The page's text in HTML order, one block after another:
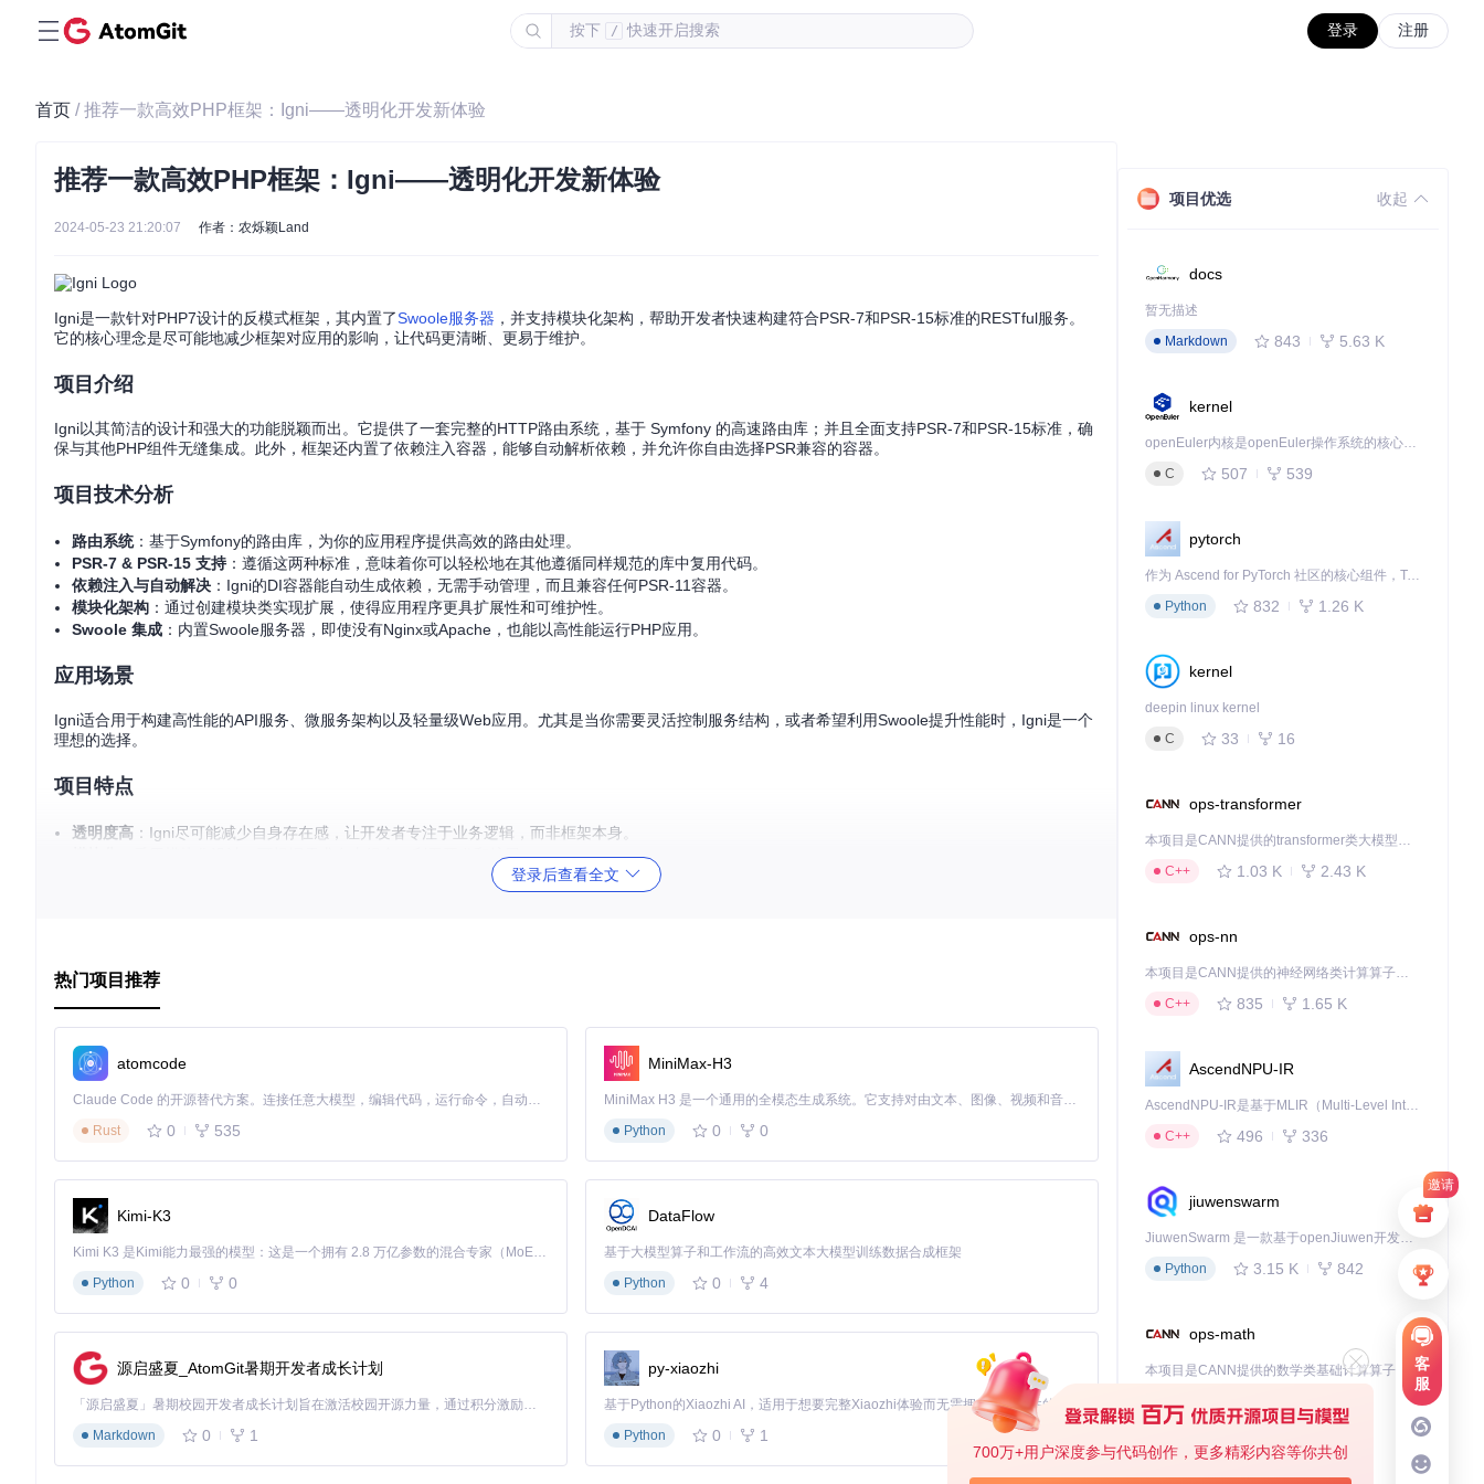
按下 / 快速开启搜索 登录 注册
邀请
客
服
700万+用户深度参与代码创作，更多精彩内容等你共创
首页 / 推荐一款高效PHP框架：Igni——透明化开发新体验
推荐一款高效PHP框架：Igni——透明化开发新体验
2024-05-23 21:20:07 作者：农烁颖Land
Igni是一款针对PHP7设计的反模式框架，其内置了Swoole服务器 ，并支持模块化架构，帮助开发者快速构建符合PSR-7和PSR-15标准的RESTful服务。
它的核心理念是尽可能地减少框架对应用的影响，让代码更清晰、更易于维护。
项目介绍
Igni以其简洁的设计和强大的功能脱颖而出。它提供了一套完整的HTTP路由系统，基于 Symfony 的高速路由库；并且全面支持PSR-7和PSR-15标准，确
保与其他PHP组件无缝集成。此外，框架还内置了依赖注入容器，能够自动解析依赖，并允许你自由选择PSR兼容的容器。
项目技术分析
路由系统：基于Symfony的路由库，为你的应用程序提供高效的路由处理。
PSR-7 & PSR-15 支持 ：遵循这两种标准，意味着你可以轻松地在其他遵循同样规范的库中复用代码。
依赖注入与自动解决 ：Igni的DI容器能自动生成依赖，无需手动管理，而且兼容任何PSR-11容器。
模块化架构 ：通过创建模块类实现扩展，使得应用程序更具扩展性和可维护性。
Swoole 集成 ：内置Swoole服务器，即使没有Nginx或Apache，也能以高性能运行PHP应用。
应用场景
Igni适合用于构建高性能的API服务、微服务架构以及轻量级Web应用。尤其是当你需要灵活控制服务结构，或者希望利用Swoole提升性能时，Igni是一个
理想的选择。
项目特点
透明度高 ：Igni尽可能减少自身存在感，让开发者专注于业务逻辑，而非框架本身。
：采用模块化设计，可根据需求自由组合，利于开发和扩展。
：结合Swoole，提供类似Node.js的即时启动、高性能HTTP服务器能力。
登录后查看全文
热门项目推荐
atomcode
Claude Code 的开源替代方案。连接任意大模型，编辑代码，运行命令，自动验证 — 全自动执行。用 Rust 构建，极致性能。 ｜ An open-source alternative to Claude Code. Connect any LLM, edit code, run commands, and verify changes — autonomously. Built in Rust for speed. Get Started
Rust
0 535
MiniMax-H3
MiniMax H3 是一个通用的全模态生成系统。它支持对由文本、图像、视频和音频组成的多模态上下文进行统一理解，并能生成分辨率高达 2K、时长可达 15 秒的带原生立体声音频的视频。得益于面向任务泛化的系统设计，H3 在预训练阶段就已具备广泛的多模态上下文理解与生成能力，能够出色地执行复杂的多模态指令。
Python
0 0
Kimi-K3
Kimi K3 是Kimi能力最强的模型：这是一个拥有 2.8 万亿参数的混合专家（MoE）模型，具备原生视觉理解能力，并支持 100 万 token 的上下文窗口。
Python
0 0
DataFlow
基于大模型算子和工作流的高效文本大模型训练数据合成框架
Python
0 4
源启盛夏_AtomGit暑期开发者成长计划
「源启盛夏」暑期校园开发者成长计划旨在激活校园开源力量，通过积分激励、认证扶持、资源倾斜等形式，引导高校组织和开发者完成「入驻 — 建项目 — 做贡献 — 获认证 — 得资源」的完整闭环。无论你是想带领社团入驻平台的组织者，还是希望用代码贡献证明自己的开发者，都能在这里找到属于你的成长路径。
Markdown
0 1
py-xiaozhi
基于Python的Xiaozhi AI，适用于想要完整Xiaozhi体验而无需拥有专用硬件的用户。
Python
0 1
项目优选 收起
docs
暂无描述
Markdown
843 5.63 K
kernel
openEuler内核是openEuler操作系统的核心，既是系统性能与稳定性的基石，也是连接处理器、设备与服务的桥梁。
C
507 539
pytorch
作为 Ascend for PyTorch 社区的核心组件，TorchNPU 是昇腾专为 PyTorch 打造的深度学习适配插件，使 PyTorch 框架能够直接调用昇腾 NPU，为开发者提供昇腾 AI 处理器的超强算力。
Python
832 1.26 K
kernel
deepin linux kernel
C
33 16
ops-transformer
本项目是CANN提供的transformer类大模型算子库，实现网络在NPU上加速计算。
C++
1.03 K 2.43 K
ops-nn
本项目是CANN提供的神经网络类计算算子库，实现网络在NPU上加速计算。
C++
835 1.65 K
AscendNPU-IR
AscendNPU-IR是基于MLIR（Multi-Level Intermediate Representation）构建的，面向昇腾亲和算子编译时使用的中间表示，提供昇腾完备表达能力，通过编译优化提升昇腾AI处理器计算效率，支持通过生态框架使能昇腾AI处理器与深度调优
C++
496 336
jiuwenswarm
JiuwenSwarm 是一款基于openJiuwen开发的智能AI Agent，它能够将大语言模型的强大能力，通过你日常使用的各类通讯应用，直接延伸至你的指尖。
Python
3.15 K 842
ops-math
C++
deveco-code